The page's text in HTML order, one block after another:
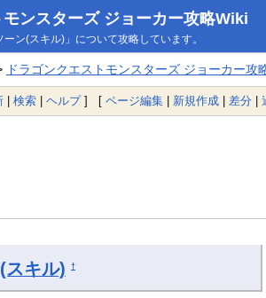
モンスターズ ジョーカー攻略Wiki
ン(スキル)」について攻略しています。
ドラゴンクエストモンスターズ ジョーカー攻
| 検索 | ヘルプ] [ ページ編集 | 新規作成 | 差分 |
スキル) †